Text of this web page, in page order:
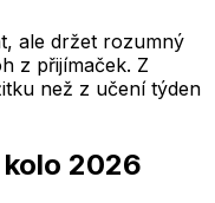
ale držet rozumný
z přijímaček. Z
než z učení týden
kolo 2026